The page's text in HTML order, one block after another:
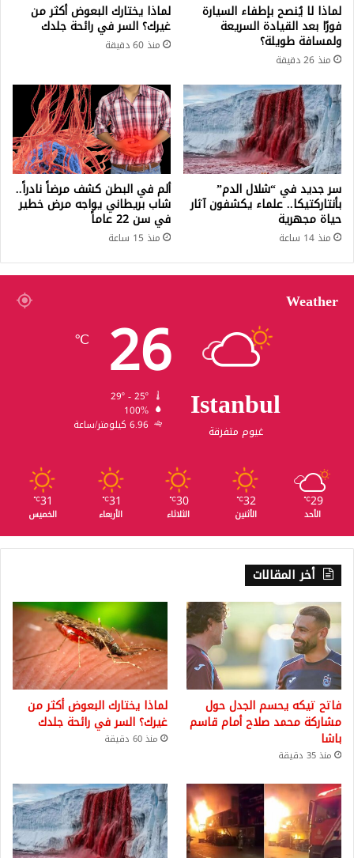
لماذا لا يُنصح بإطفاء السيارة
فورًا بعد القيادة السريعة
ولمسافة طويلة؟
منذ 26 دقيقة
لماذا يختارك البعوض أكثر من
غيرك؟ السر في رائحة جلدك
منذ 60 دقيقة
سر جديد في “شلال الدم”
بأنتاركتيكا.. علماء يكشفون آثار
حياة مجهرية
منذ 14 ساعة
ألم في البطن كشف مرضاً نادراً..
شاب بريطاني يواجه مرض خطير
في سن 22 عاماً
منذ 15 ساعة
Weather
Istanbul
غيوم متفرقة
26
℃
100%
6.96 كيلومتر/ساعة
29
℃
الأحد
32
℃
الأثنين
30
℃
الثلاثاء
31
℃
الأربعاء
31
℃
الخميس
أخر المقالات
فاتح تيكه يحسم الجدل حول
مشاركة محمد صلاح أمام قاسم
باشا
منذ 35 دقيقة
لماذا يختارك البعوض أكثر من
غيرك؟ السر في رائحة جلدك
منذ 60 دقيقة